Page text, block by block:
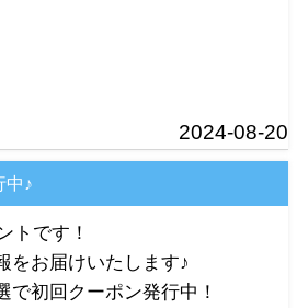
2024-08-20
中♪
トです！
をお届けいたします♪
で初回クーポン発行中！